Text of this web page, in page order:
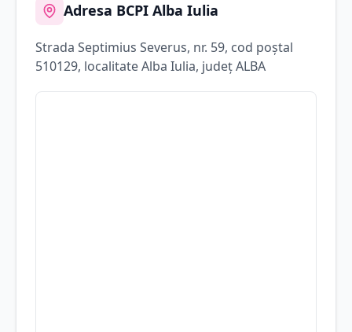
Adresa BCPI Alba Iulia
Strada Septimius Severus, nr. 59, cod poștal
510129, localitateAlba Iulia, județALBA